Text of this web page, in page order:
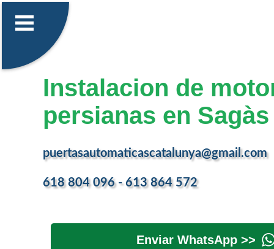
Instalacion de
persianas en Sagàs
puertasautomaticascatalunya@gmail.com
618 804 096 - 613 864 572
Enviar WhatsApp >>